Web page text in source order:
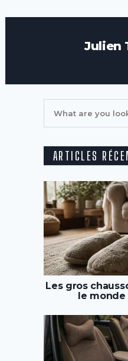
Julien
ARTICLES
Les gros
le